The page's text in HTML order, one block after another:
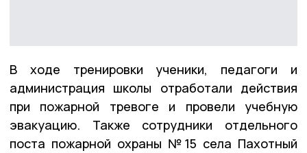
В ходе тренировки ученики, педагоги и
администрация школы отработали действия
при пожарной тревоге и провели учебную
эвакуацию. Также сотрудники отдельного
поста пожарной охраны №15 села Пахотный